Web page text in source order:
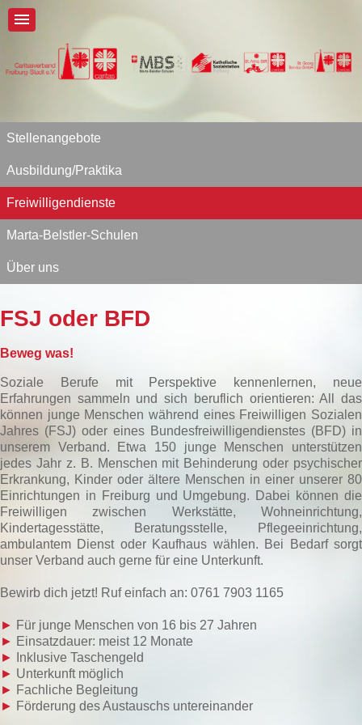
Stellenangebote
Ausbildung/Praktika
Freiwilligendienste
Marta-Belstler-Schulen
Über uns
FSJ oder BFD
Beweg was!
Soziale Berufe mit Perspektive kennenlernen, neue
Erfahrungen sammeln und sich beruflich orientieren: All das
können junge Menschen während eines Freiwilligen Sozialen
Jahres (FSJ) oder eines Bundesfreiwilligendienstes (BFD) in
unserem Verband. Etwa 150 junge Menschen unterstützen
jedes Jahr z. B. Menschen mit Behinderung oder psychischer
Erkrankung, Kinder oder ältere Menschen in einer unserer 80
Einrichtungen in Freiburg und Umgebung. Dabei können die
Freiwilligen zwischen Werkstätte, Wohneinrichtung,
Kindertagesstätte, Beratungsstelle, Pflegeeinrichtung,
ambulantem Dienst oder Kaufhaus wählen. Bei Bedarf sorgt
unser Verband auch gerne für eine Unterkunft.
Bewirb dich jetzt! Ruf einfach an: 0761 7903 1165
► Für junge Menschen von 16 bis 27 Jahren
► Einsatzdauer: meist 12 Monate
►
Inklusive Taschengeld
► Unterkunft möglich
► Fachliche Begleitung
► Förderung des Austauschs untereinander